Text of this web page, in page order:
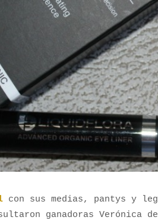
con sus medias, pantys y
ganadoras Verónica